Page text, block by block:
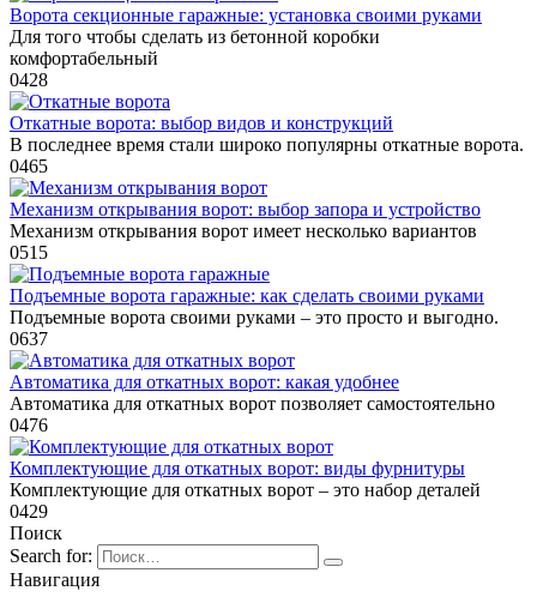
Ворота секционные гаражные: установка своими руками
Для того чтобы сделать из бетонной коробки
комфортабельный
0428
Откатные ворота: выбор видов и конструкций
В последнее время стали широко популярны откатные ворота.
0465
Механизм открывания ворот: выбор запора и устройство
Механизм открывания ворот имеет несколько вариантов
0515
Подъемные ворота гаражные: как сделать своими руками
Подъемные ворота своими руками – это просто и выгодно.
0637
Автоматика для откатных ворот: какая удобнее
Автоматика для откатных ворот позволяет самостоятельно
0476
Комплектующие для откатных ворот: виды фурнитуры
Комплектующие для откатных ворот – это набор деталей
0429
Поиск
Search for:
Навигация